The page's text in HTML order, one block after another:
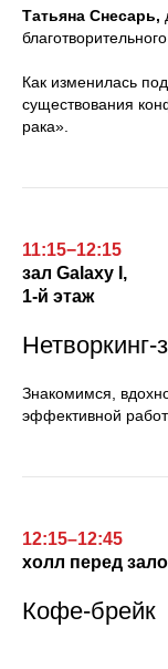
Татьяна Снесарь,
Как изменилась
существования
рака».
11:15−12:15
зал Galaxy I,
1-й этаж
Нетворкинг-
Знакомимся,
эффективной
12:15–12:45
холл перед
Кофе-брейк